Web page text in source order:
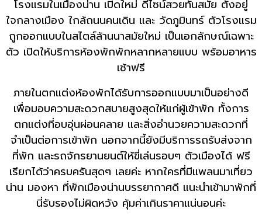
โรงแรมในเมืองน่าน เปิดใหม่ ดีไซน์สวยทันสมัย ตั้งอยู่
ใจกลางเมือง ใกล้ถนนคนเดิน และ วัดภูมินทร์ ตัวโรงแรม
ถูกออกแบบในสไตล์ล้านนาสมัยใหม่ เป็นเอกลักษณ์เฉพาะ
ตัว เปิดให้บริการห้องพักพักหลากหลายแบบ พร้อมอาหาร
เช้าฟรี
ภายในตกแต่งห้องพักได้รับการออกแบบมาเป็นอย่างดี
เพื่อมอบความสะดวกสบายสูงสุดให้แก่ผู้เข้าพัก ทั้งการ
ตกแต่งที่อบอุ่นผ่อนคลาย และสิ่งอำนวยความสะดวกที่
จำเป็นต่อการเข้าพัก นอกจากนี้ยังมีบริการรถรับส่งจาก
ที่พัก และรถจักรยานยนต์ให้ขี่เล่นรอบๆ ตัวเมืองได้ ฟรี
เรียกได้ว่าครบครันสุดๆ เลยค่ะ หากใครที่มีแพลนมาเที่ยว
น่าน มองหา ที่พักเมืองน่านบรรยากาศดี แนะนำเข้ามาพักที่
นี่รับรองไม่ผิดหวัง คุ้มค่าเกินราคาแน่นอนค่ะ